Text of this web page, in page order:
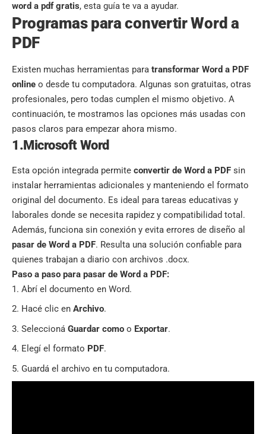
word a pdf gratis, esta guía te va a ayudar.
Programas para convertir Word a
PDF
Existen muchas herramientas para transformar Word a PDF
online o desde tu computadora. Algunas son gratuitas, otras
profesionales, pero todas cumplen el mismo objetivo. A
continuación, te mostramos las opciones más usadas con
pasos claros para empezar ahora mismo.
1.Microsoft Word
Esta opción integrada permite convertir de Word a PDF sin
instalar herramientas adicionales y manteniendo el formato
original del documento. Es ideal para tareas educativas y
laborales donde se necesita rapidez y compatibilidad total.
Además, funciona sin conexión y evita errores de diseño al
pasar de Word a PDF. Resulta una solución confiable para
quienes trabajan a diario con archivos .docx.
Paso a paso para pasar de Word a PDF:
Abrí el documento en Word.
Hacé clic en Archivo.
Seleccioná Guardar como o Exportar.
Elegí el formato PDF.
Guardá el archivo en tu computadora.